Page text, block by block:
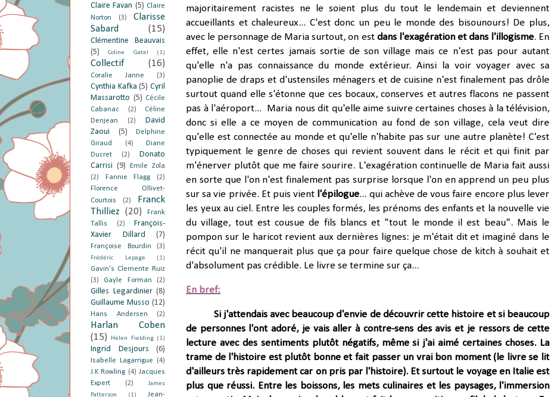
majoritairement racistes ne le soient plus du tout
le lendemain etdeviennent
accueillants et chaleureux... C'est donc un peu le monde des bisounours! De plus,
avec le personnage de Maria surtout, on est dans l'exagération et dans l'illogisme. En
effet, elle n'est certes jamais sortie de son village mais ce n'est pas pour autant
qu'elle n'a pas connaissance du monde extérieur. Ainsi la voir voyager avec sa
panoplie de draps et d'ustensiles ménagers et de cuisine n'est finalement pas drôle
surtout quand elle s'étonne que ces bocaux, conserves et autres flacons ne passent
pas à l'aéroport... Maria nous dit qu'elle aime suivre certaines choses à la télévision,
donc si elle a ce moyen de communication au fond de son village, cela veut dire
qu'elle est connectée au monde et qu'elle n'habite pas sur une autre planète! C'est
typiquement le genre de choses quirevient souvent dans le récit et qui finit par
m'énerver plutôt que me faire sourire. L'exagération continuelle de Maria fait aussi
en sorte que l'on n'est finalement pas surprise lorsque l'on en apprend un peu plus
sur sa vie privée. Et puis vient l'épilogue... qui achèvede vous faire encore plus lever
les yeux au ciel. Entre les couples formés, les prénoms des enfants et la nouvelle vie
du village, tout est cousue de fils blancs et "tout le monde il est beau". Mais le
pompon sur le haricot revient aux dernières lignes: je m'était dit et imaginé dans le
récit qu'il ne manquerait plus que ça pour faire quelque chose de kitch à souhait et
d'absolument pas crédible. Le livre se termine sur ça...
En bref:
Si j'attendais avec beaucoup d'envie de découvrir cette histoire et si beaucoup
de personnes l'ont adoré, je vais aller à contre-sens des avis et je ressors de cette
lecture avec des sentiments plutôt négatifs, même si j'ai aimé certaines choses. La
trame de l'histoire est plutôt bonne et fait passer un vrai bon moment (le livre se lit
d'ailleurs très rapidement car on pris par l'histoire). Et surtout le voyage en Italie est
plus que réussi. Entre les boissons, les mets culinaires et les paysages, l'immersion
Claire Favan (5) Claire
Norton
(3)
Clarisse
Sabard
(15)
Clémentine Beauvais
(5)
Coline Gatel (1)
Collectif (16)
Coralie Janne (3)
Cynthia Kafka (5) Cyril
Massarotto (5) Cécile
Cabanac
(2)
Céline
Denjean
(2)
David
Zaoui
(5)
Delphine
Giraud
(4)
Diane
Ducret
(2)
Donato
Carrisi (9)
Emile Zola
(2)
Fannie Flagg
(2)
Florence Ollivet-
Courtois
(2)
Franck
Thilliez (20)
Frank
Tallis
(2)
François-
Xavier Dillard
(7)
Françoise Bourdin (3)
Frédéric Lepage (1)
Gavin's Clemente Ruiz
(3)
Gayle Forman (2)
Gilles Legardinier (8)
Guillaume Musso (12)
Hans Andersen (2)
Harlan Coben
(15)
Helen Fielding (1)
Ingrid Desjours (6)
Isabelle Lagarrigue
(4)
J.K Rowling (4) Jacques
Expert
(2)
James
Patterson
(1) Jean-